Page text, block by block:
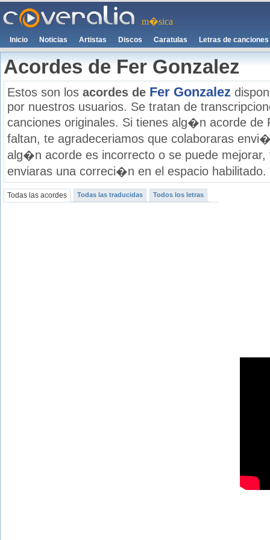
m�sica
Inicio Noticias Artistas Discos Caratulas Letras de canciones
Acordes de Fer Gonzalez
Estos son los acordes de Fer Gonzalez
por nuestros usuarios. Se tratan de
canciones originales. Si tienes alg�n acorde de
faltan, te agradeceriamos que colaboraras
alg�n acorde es incorrecto o se puede
enviaras una correci�n en el espacio habilitado.
Todas las acordes Todas las traducidas Todos los letras